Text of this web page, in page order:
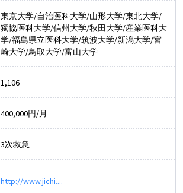
東京大学/自治医科大学/山形大学/東北大学/
獨協医科大学/信州大学/秋田大学/産業医科大
学/福島県立医科大学/筑波大学/新潟大学/宮
崎大学/鳥取大学/富山大学
1,106
400,000円/月
3次救急
http://www.jichi....